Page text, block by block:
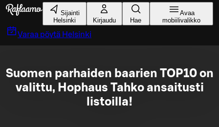
Siirry pääsisältöön
Sijainti
Helsinki
Kirjaudu Hae
Avaa
mobiilivalikko
Varaa pöytä Helsinki
Suomen parhaiden baarien TOP10 on
valittu, Hophaus Tahko ansaitusti
listoilla!